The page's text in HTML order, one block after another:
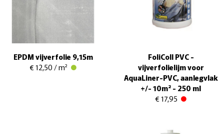
EPDM vijverfolie 9,15m
€ 12,50 / m²
FoliColl PVC -
vijverfolielijm voor
AquaLiner-PVC, aanlegvlak
+/- 10m² - 250 ml
€ 17,95